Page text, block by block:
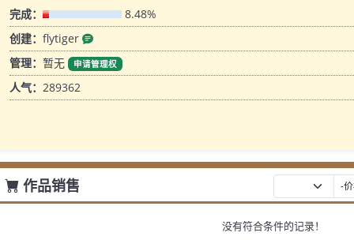
完成：
8.48%
创建： flytiger
管理： 暂无 申请管理权
人气： 289362
作品销售
没有符合条件的记录！